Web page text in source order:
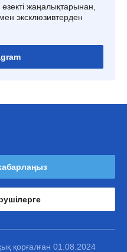
жаңалықтарынан,
эксклюзивтерден
қорғалған 01.08.2024